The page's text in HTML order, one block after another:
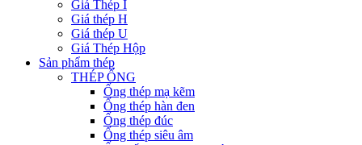
Giá Thép I
Giá thép H
Giá thép U
Giá Thép Hộp
Sản phẩm thép
THÉP ỐNG
Ống thép mạ kẽm
Ống thép hàn đen
Ống thép đúc
Ống thép siêu âm